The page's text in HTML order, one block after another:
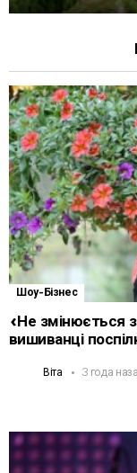
Шоу-Бізнес
«Не змінюється
вишиванці
Віта 3 года